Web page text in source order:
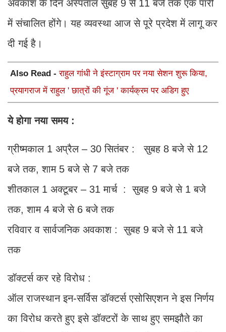
अवकाश के दिन अस्पताल सुबह 9 से 11 बजे तक एक पारी
में संचालित होंगे। यह व्यवस्था आज से पूरे प्रदेश में लागू कर
दी गई है।
Also Read -राहुल गांधी ने इंस्टाग्राम पर नया सेशन शुरू किया,
प्रयागराज में राहुल ' छात्रों की गूंज ' कार्यक्रम पर अडिग हुए
ये होगा नया समय :
ग्रीष्मकाल 1 अप्रैल – 30 सितंबर : सुबह 8 बजे से 12
बजे तक, शाम 5 बजे से 7 बजे तक
शीतकाल 1 अक्टूबर – 31 मार्च : सुबह 9 बजे से 1 बजे
तक, शाम 4 बजे से 6 बजे तक
रविवार व सार्वजनिक अवकाश : सुबह 9 बजे से 11 बजे
तक
डॉक्टर्स कर रहे विरोध :
ऑल राजस्थान इन‑सर्विस डॉक्टर्स एसोसिएशन ने इस निर्णय
का विरोध करते हुए इसे डॉक्टरों के साथ हुए समझौते का